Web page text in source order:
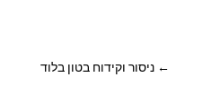
←ניסור וקידוח בטון בלוד